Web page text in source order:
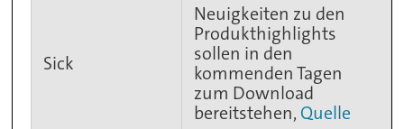
Sick
Neuigkeiten zu den
Produkthighlights
sollen in den
kommenden Tagen
zum Download
bereitstehen, Quelle